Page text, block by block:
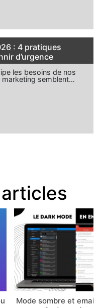
: 4 pratiques
d’urgence
les besoins de nos
marketing semblent…
Mode sombre et email